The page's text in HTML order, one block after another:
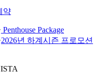
약
Penthouse Package
2026년 하계시즌 프로모션